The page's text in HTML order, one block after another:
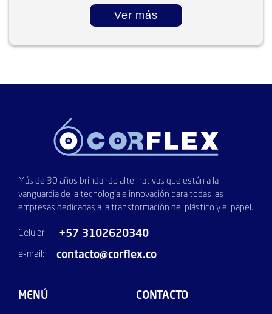
Ver más
Más de 30 años brindando alternativas que están a la
vanguardia de la tecnología e innovación para todas las
empresas dedicadas a la transformación del plástico y el papel.
Celular: +57 3102620340
e-mail: contacto@corflex.co
MENÚ CONTACTO